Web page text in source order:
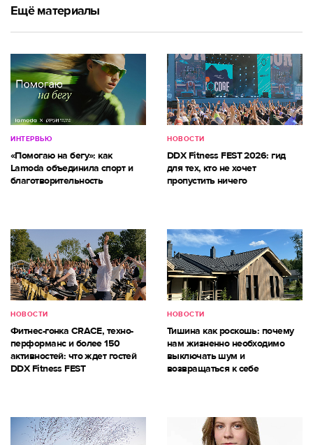
Ещё материалы
ИНТЕРВЬЮ
«Помогаю на бегу»: как
Lamoda объединила спорт и
благотворительность
НОВОСТИ
DDX Fitness FEST 2026: гид
для тех, кто не хочет
пропустить ничего
НОВОСТИ
Фитнес-гонка CRACE, техно-
перформанс и более 150
активностей: что ждет гостей
DDX Fitness FEST
НОВОСТИ
Тишина как роскошь: почему
нам жизненно необходимо
выключать шум и
возвращаться к себе